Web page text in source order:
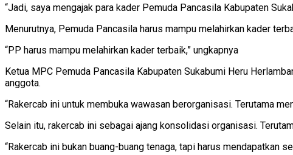
“Jadi, saya mengajak para kader Pemuda Pancasila Kabupaten
Menurutnya, Pemuda Pancasila harus mampu melahirkan kader
“PP harus mampu melahirkan kader terbaik,” ungkapnya
Ketua MPC Pemuda Pancasila Kabupaten Sukabumi Heru
anggota.
“Rakercab ini untuk membuka wawasan berorganisasi. Terutama
Selain itu, rakercab ini sebagai ajang konsolidasi organisasi.
“Rakercab ini bukan buang-buang tenaga, tapi harus mendapatkan